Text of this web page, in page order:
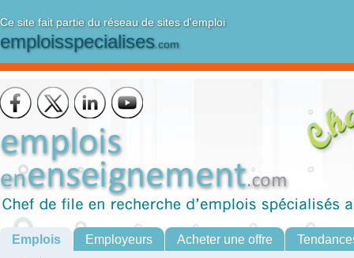
Ce site fait partie du réseau de sites d'emploi
emploisspecialises.com
Emplois Employeurs Acheter une offre